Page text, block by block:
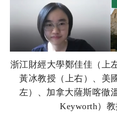
浙江財經大學鄭佳佳（上
黃冰教授（上右）、美
左）、加拿大薩斯喀徹
Keyworth）教